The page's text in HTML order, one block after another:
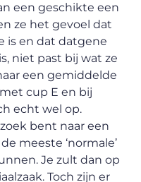
een geschikte een
ze het gevoel dat
is en dat datgene
niet past bij wat ze
een gemiddelde
cup E en bij
echt wel op.
bent naar een
meeste ‘normale’
Je zult dan op
Toch zijn er